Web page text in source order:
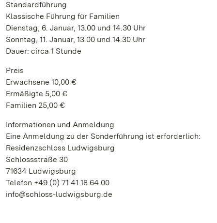
Standardführung
Klassische Führung für Familien
Dienstag, 6. Januar, 13.00 und 14.30 Uhr
Sonntag, 11. Januar, 13.00 und 14.30 Uhr
Dauer: circa 1 Stunde
Preis
Erwachsene 10,00 €
Ermäßigte 5,00 €
Familien 25,00 €
Informationen und Anmeldung
Eine Anmeldung zu der Sonderführung ist erforderlich:
Residenzschloss Ludwigsburg
Schlossstraße 30
71634 Ludwigsburg
Telefon +49 (0) 71 41.18 64 00
info@schloss-ludwigsburg.de